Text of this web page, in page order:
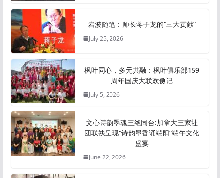
岩波随笔：师长蒋子龙的“三大贡献”
July 25, 2026
枫叶同心，多元共融：枫叶俱乐部159
周年国庆大联欢侧记
July 5, 2026
文心诗韵墨魂三绝同台:加拿大三家社
团联袂呈现“诗韵墨香诵端阳”端午文化
盛宴
June 22, 2026